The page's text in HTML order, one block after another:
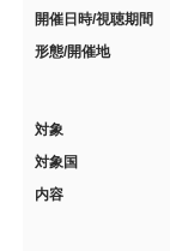
開催日時/視聴期間
形態/開催地
対象
対象国
内容